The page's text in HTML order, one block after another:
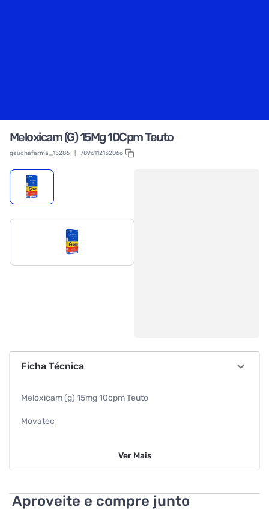
Meloxicam (G) 15Mg 10Cpm Teuto
gauchafarma_15286 7896112132066
Ficha Técnica
Meloxicam (g) 15mg 10cpm Teuto
Movatec
Teuto
Ver Mais
Aproveite e compre junto